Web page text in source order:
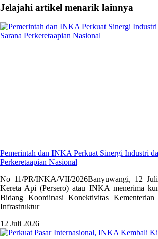
Jelajahi artikel menarik lainnya
Pemerintah dan INKA Perkuat Sinergi Industri
Perkeretaapian Nasional
No 11/PR/INKA/VII/2026Banyuwangi, 12
Kereta Api (Persero) atau INKA menerima
Bidang Koordinasi Konektivitas
Infrastruktur
12 Juli 2026